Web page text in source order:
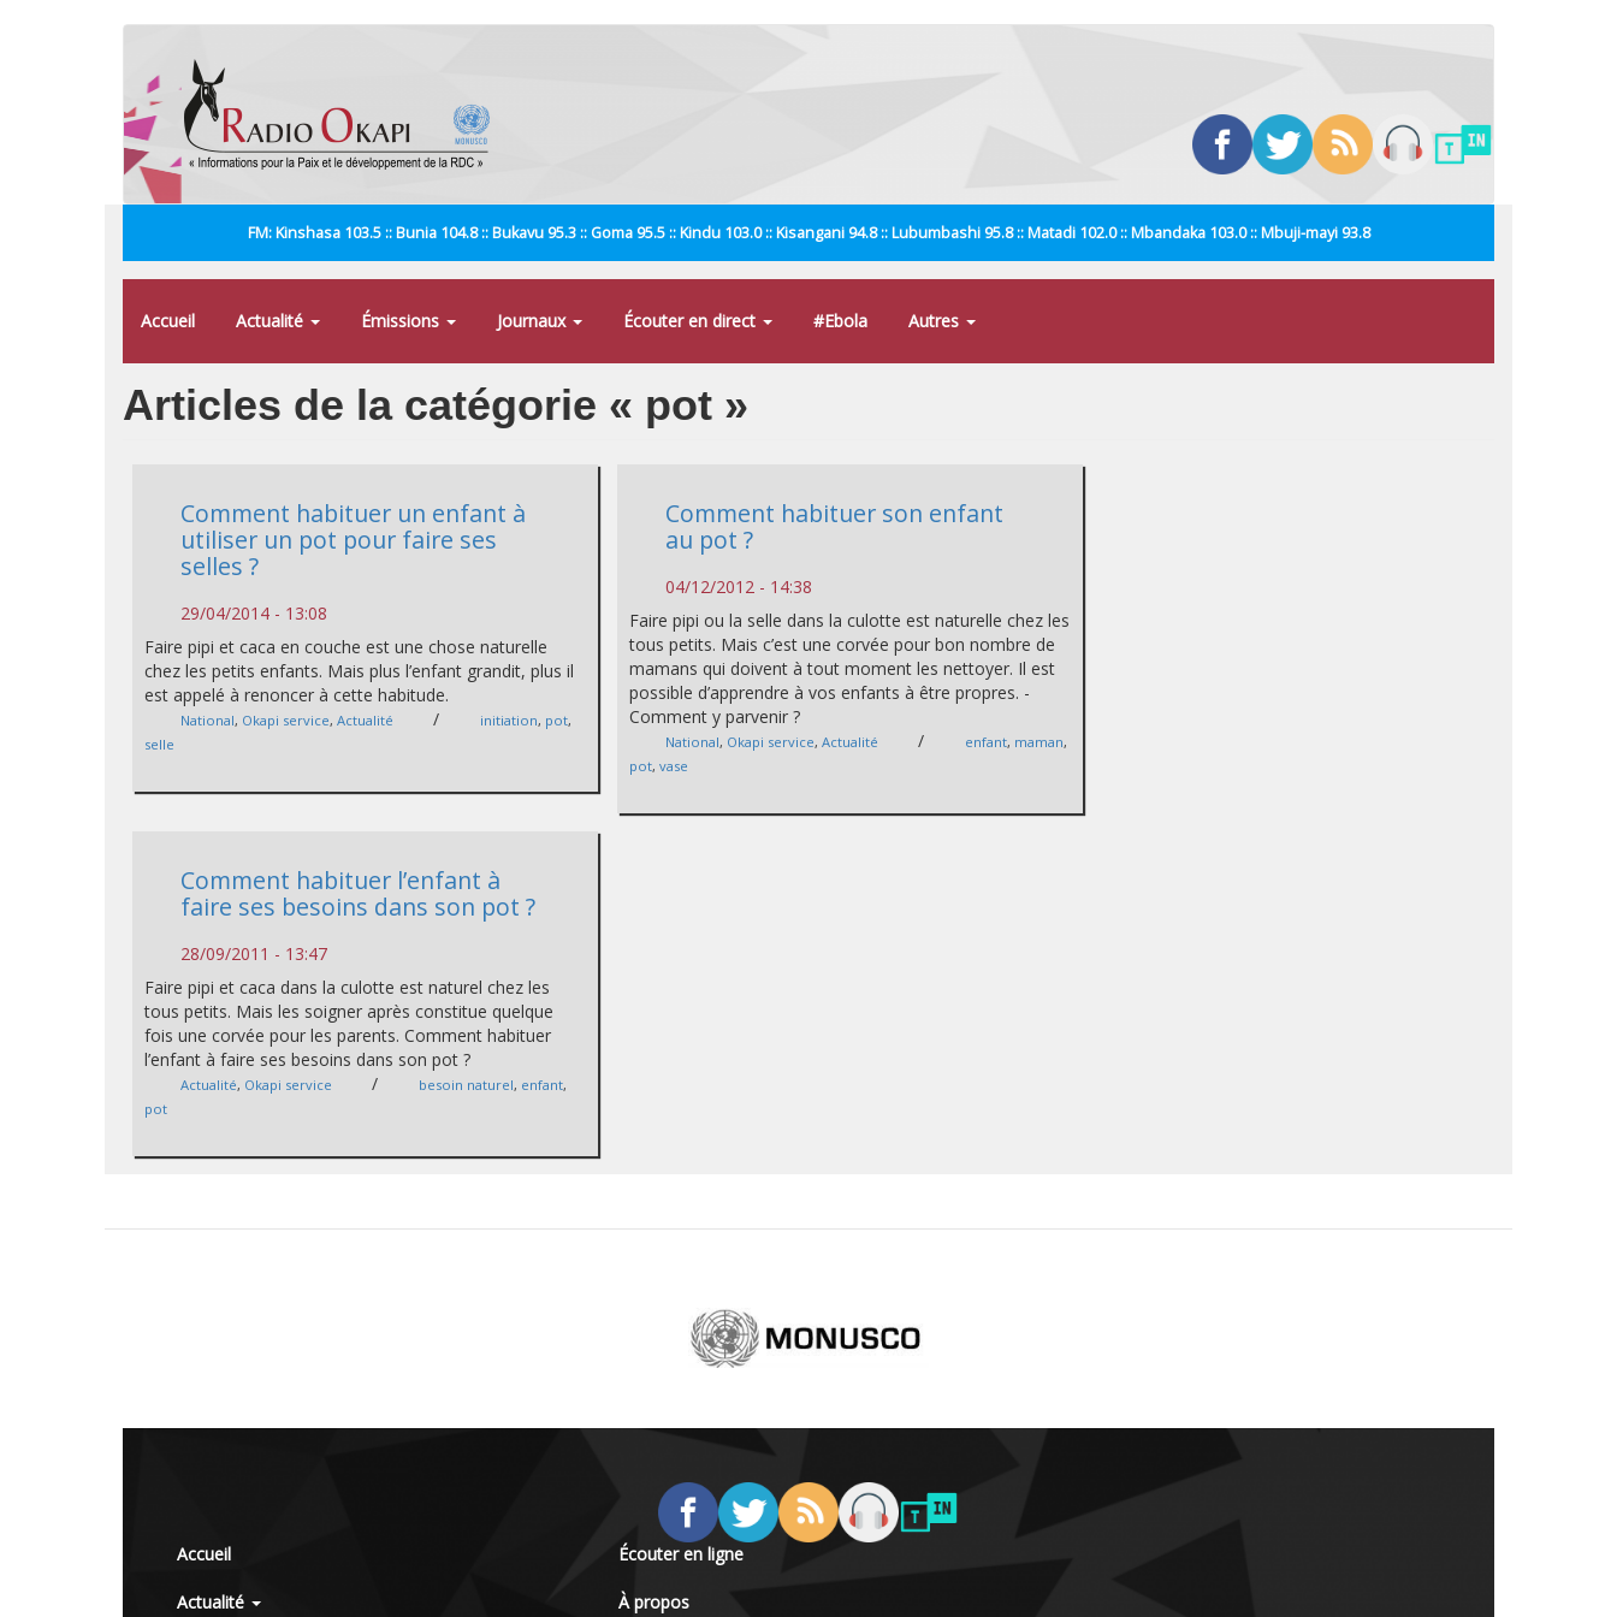
FM: Kinshasa 103.5 :: Bunia 104.8 :: Bukavu 95.3 :: Goma 95.5 :: Kindu 103.0 :: Kisangani 94.8 :: Lubumbashi 95.8 :: Matadi 102.0 :: Mbandaka 103.0 :: Mbuji-mayi 93.8
Accueil Actualité Émissions Journaux Écouter en direct #Ebola Autres
Articles de la catégorie « pot »
Comment habituer un enfant à
utiliser un pot pour faire ses
selles ?
29/04/2014 - 13:08
Faire pipi et caca en couche est une chose naturelle
chez les petits enfants. Mais plus l’enfant grandit, plus il
est appelé à renoncer à cette habitude.
National, Okapi service,Actualité / initiation, pot,
selle
Comment habituer son enfant
au pot ?
04/12/2012 - 14:38
Faire pipi ou la selle dans la culotte est naturelle chez les
tous petits. Mais c’est une corvée pour bon nombre de
mamans qui doivent à tout moment les nettoyer. Il est
possible d’apprendre à vos enfants à être propres. -
Comment y parvenir ?
National, Okapi service,Actualité / enfant, maman,
pot,vase
Comment habituer l’enfant à
faire ses besoins dans son pot ?
28/09/2011 - 13:47
Faire pipi et caca dans la culotte est naturel chez les
tous petits. Mais les soigner après constitue quelque
fois une corvée pour les parents. Comment habituer
l’enfant à faire ses besoins dans son pot ?
Actualité, Okapi service / besoin naturel, enfant,
pot
Accueil
Actualité
Écouter en ligne
À propos